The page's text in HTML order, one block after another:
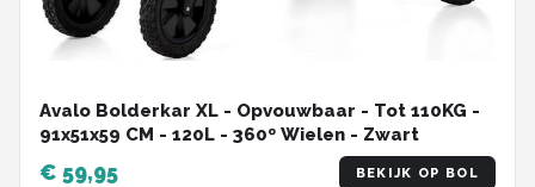
Avalo Bolderkar XL - Opvouwbaar - Tot 110KG -
91x51x59 CM - 120L - 360º Wielen - Zwart
€ 59,95 BEKIJK OP BOL